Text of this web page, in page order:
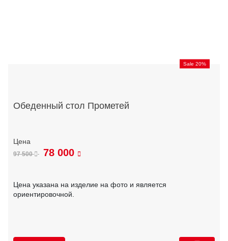
Sale 20%
Обеденный стол Прометей
97 500 78 000
Цена указана на изделие на фото и является
ориентировочной.